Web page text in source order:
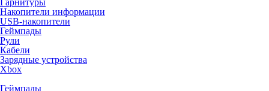
Накопители информации
USB-накопители
Геймпады
Рули
Кабели
Зарядные устройства
Xbox
Геймпады